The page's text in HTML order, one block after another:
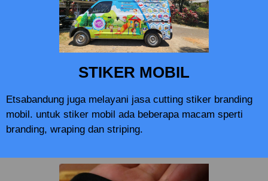
STIKER MOBIL
Etsabandung juga melayani jasa cutting stiker branding
mobil. untuk stiker mobil ada beberapa macam sperti
branding, wraping dan striping.